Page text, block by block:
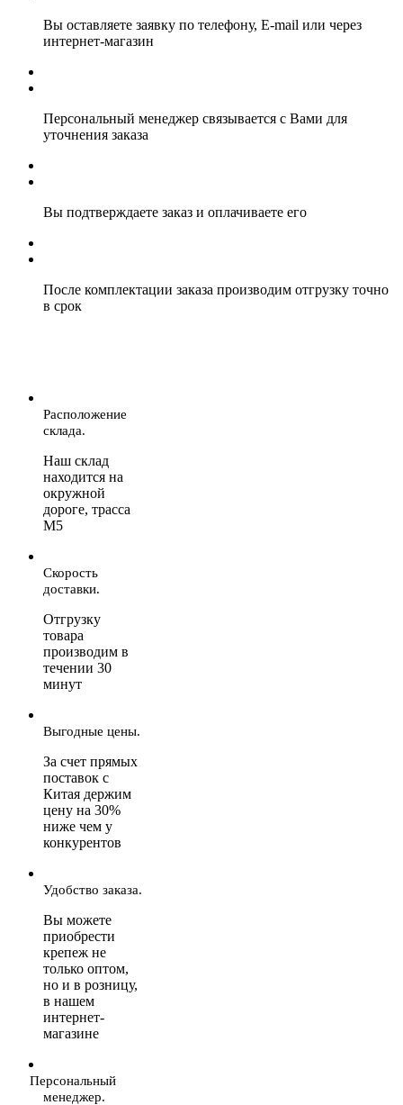
Вы оставляете заявку по телефону, E-mail или через
интернет-магазин
Персональный менеджер связывается с Вами для
уточнения заказа
Вы подтверждаете заказ и оплачиваете его
После комплектации заказа производим отгрузку точно
в срок
Расположение
склада.
Наш склад
находится на
окружной
дороге, трасса
М5
Скорость
доставки.
Отгрузку
товара
производим в
течении 30
минут
Выгодные цены.
За счет прямых
поставок с
Китая держим
цену на 30%
ниже чем у
конкурентов
Удобство заказа.
Вы можете
приобрести
крепеж не
только оптом,
но и в розницу,
в нашем
интернет-
магазине
Персональный
менеджер.